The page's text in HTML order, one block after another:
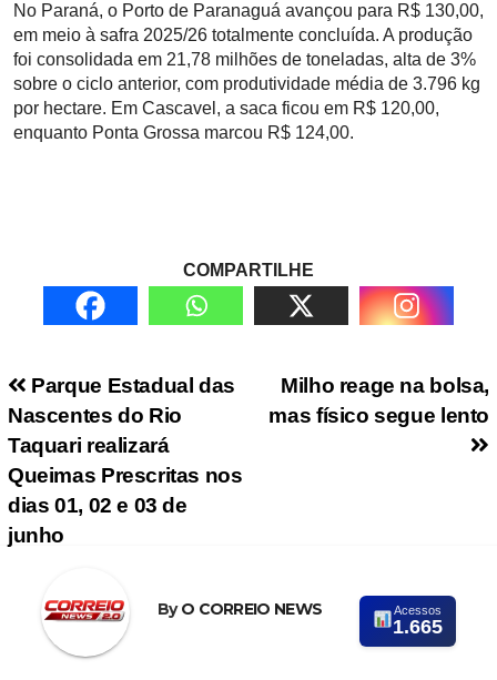
No Paraná, o Porto de Paranaguá avançou para R$ 130,00,
em meio à safra 2025/26 totalmente concluída. A produção
foi consolidada em 21,78 milhões de toneladas, alta de 3%
sobre o ciclo anterior, com produtividade média de 3.796 kg
por hectare. Em Cascavel, a saca ficou em R$ 120,00,
enquanto Ponta Grossa marcou R$ 124,00.
COMPARTILHE
Navegação de PostMilho reage na bolsa,
mas físico segue lento
Parque Estadual das
Nascentes do Rio
Taquari realizará
Queimas Prescritas nos
dias 01, 02 e 03 de
junho
ByO CORREIO NEWS Acessos
1.665